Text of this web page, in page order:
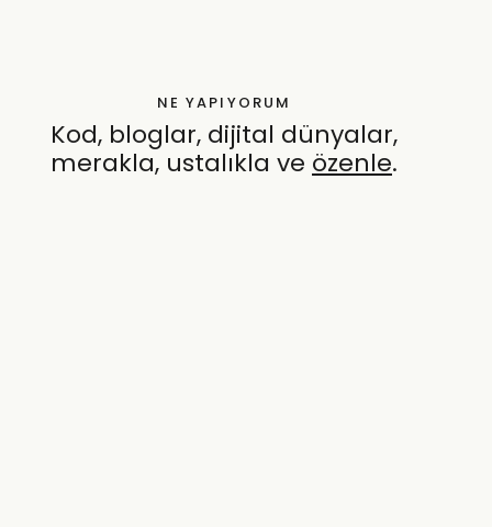
NE YAPIYORUM
Kod, bloglar, dijital dünyalar,
merakla, ustalıkla ve özenle.